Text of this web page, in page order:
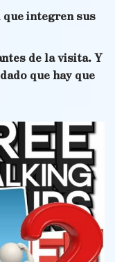
integren sus
de la visita. Y
que hay que